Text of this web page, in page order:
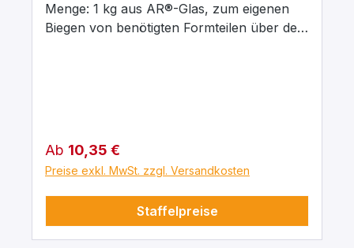
Menge: 1 kg aus AR®-Glas, zum eigenen
Biegen von benötigten Formteilen über der
Regulärer Preis:
Ab 10,35 €
Preise exkl. MwSt. zzgl. Versandkosten
Staffelpreise